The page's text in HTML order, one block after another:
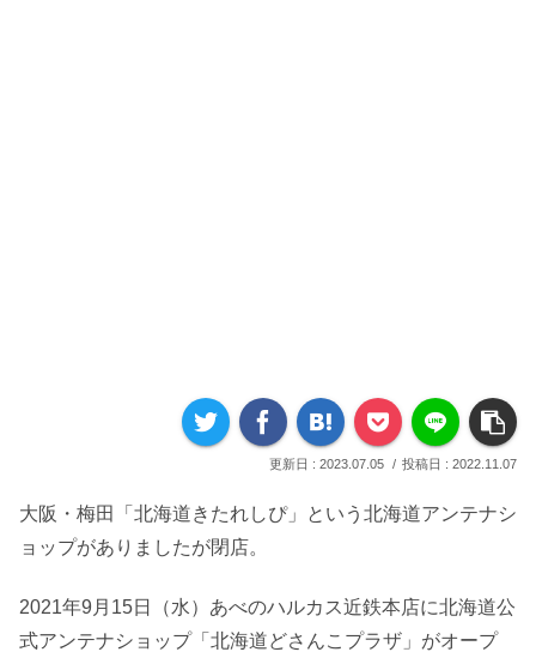
2023.07.05 2022.11.07
大阪・梅田「北海道きたれしぴ」という北海道アンテナシ
ョップがありましたが閉店。
2021年9月15日（水）あべのハルカス近鉄本店に北海道公
式アンテナショップ「北海道どさんこプラザ」 がオープ